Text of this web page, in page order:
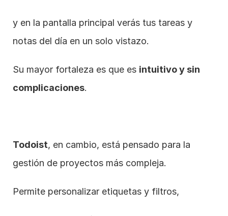
y en la pantalla principal verás tus tareas y
notas del día en un solo vistazo.
Su mayor fortaleza es que es intuitivo y sin
complicaciones.
Todoist, en cambio, está pensado para la
gestión de proyectos más compleja.
Permite personalizar etiquetas y filtros,